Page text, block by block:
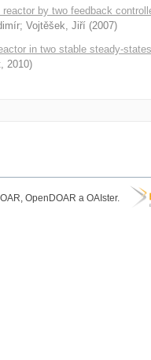
by two feedback
; Vojtěšek, Jiří (2007)
in two stable steady-states
, 2010)
OpenDOAR a OAIster.